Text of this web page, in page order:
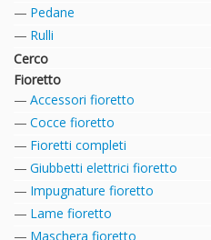
Pedane
Rulli
Cerco
Fioretto
Accessori fioretto
Cocce fioretto
Fioretti completi
Giubbetti elettrici fioretto
Impugnature fioretto
Lame fioretto
Maschera fioretto